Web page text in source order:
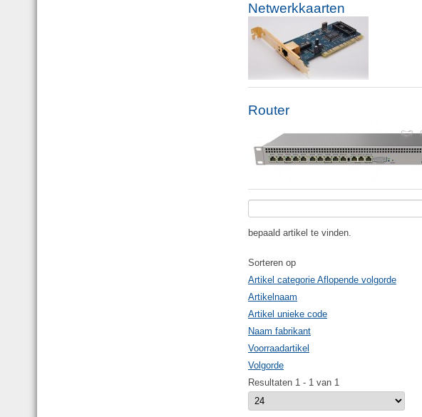
Netwerkkaarten
Router
bepaald artikel te vinden.
Sorteren op
Artikel categorie Aflopende volgorde
Artikelnaam
Artikel unieke code
Naam fabrikant
Voorraadartikel
Volgorde
Resultaten 1 - 1 van 1